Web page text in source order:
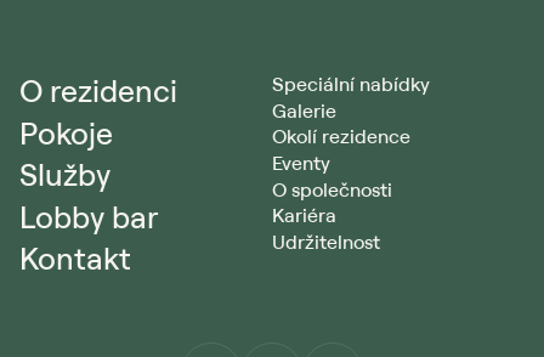
O rezidenci
Pokoje
Služby
Lobby bar
Kontakt
Speciální nabídky
Galerie
Okolí rezidence
Eventy
O společnosti
Kariéra
Udržitelnost